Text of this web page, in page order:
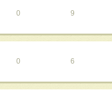
0 9
0 6